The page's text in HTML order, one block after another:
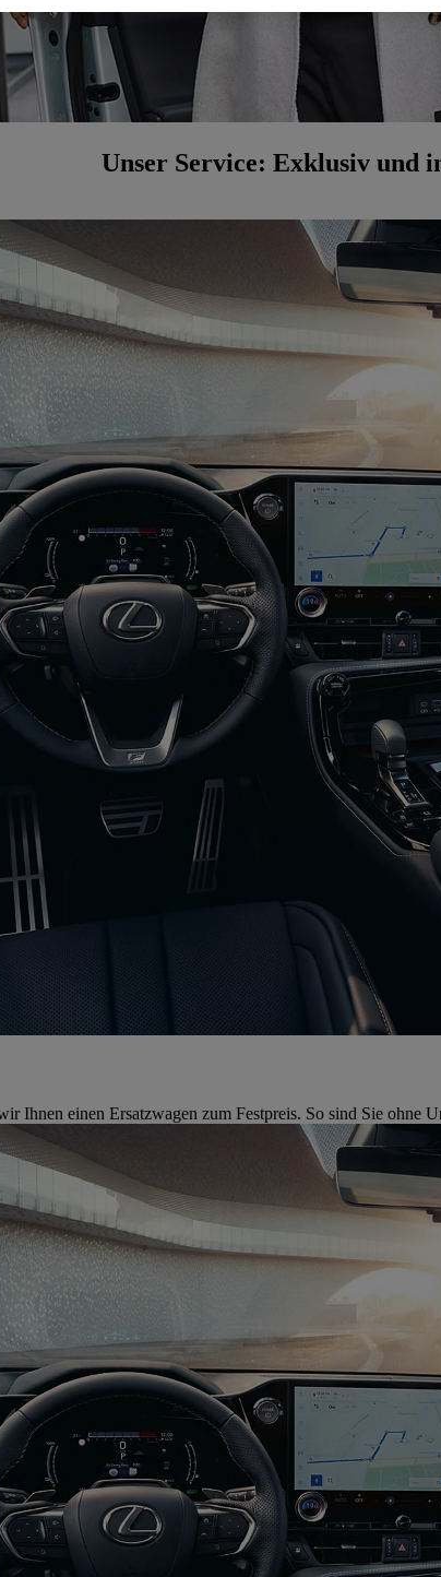
Unser Service: Exklusiv und
Ihnen einen Ersatzwagen zum Festpreis. So sind Sie ohne